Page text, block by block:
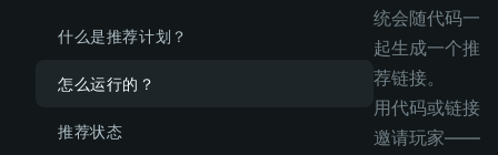
什么是推荐计划？
怎么运行的？
推荐状态
统会随代码一
起生成一个推
荐链接。
用代码或链接
邀请玩家——